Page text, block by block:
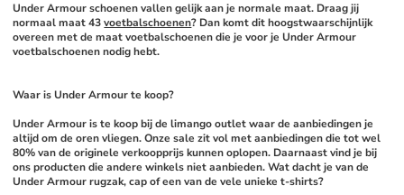
Under Armour schoenen vallen gelijk aan je normale maat. Draag jij
normaal maat 43 voetbalschoenen? Dan komt dit hoogstwaarschijnlijk
overeen met de maat voetbalschoenen die je voor je Under Armour
voetbalschoenen nodig hebt.
Waar is Under Armour te koop?
Under Armour is te koop bij de limango outlet waar de aanbiedingen je
altijd om de oren vliegen. Onze sale zit vol met aanbiedingen die tot wel
80% van de originele verkoopprijs kunnen oplopen. Daarnaast vind je bij
ons producten die andere winkels niet aanbieden. Wat dacht je van de
Under Armour rugzak, cap of een van de vele unieke t-shirts?